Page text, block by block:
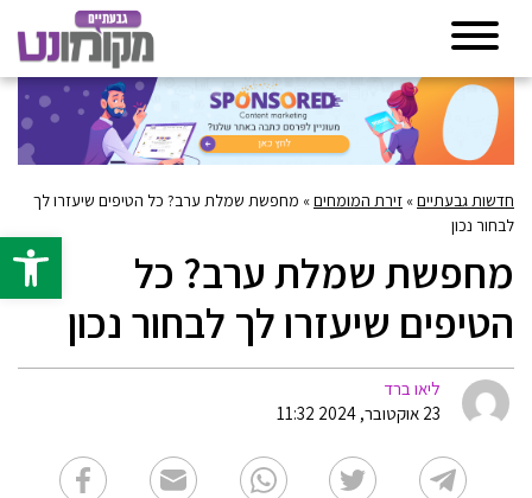
פתח
חדשות גבעתיים» זירת המומחים» מחפשת שמלת ערב? כל הטיפים שיעזרו לך
לבחור נכון
מחפשת שמלת ערב? כל
הטיפים שיעזרו לך לבחור נכון
ליאו ברד
23 אוקטובר, 2024 11:32